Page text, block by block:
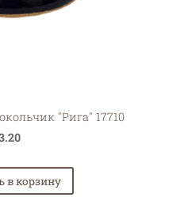
"Рига" 17710
в корзину